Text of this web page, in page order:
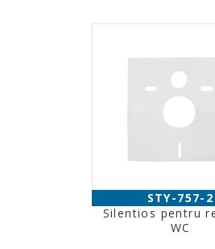
STY-757-2
Silentios pentru
WC